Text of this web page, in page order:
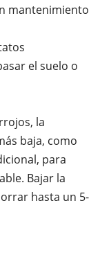
mantenimiento
el suelo o
la
baja, como
para
Bajar la
hasta un 5-